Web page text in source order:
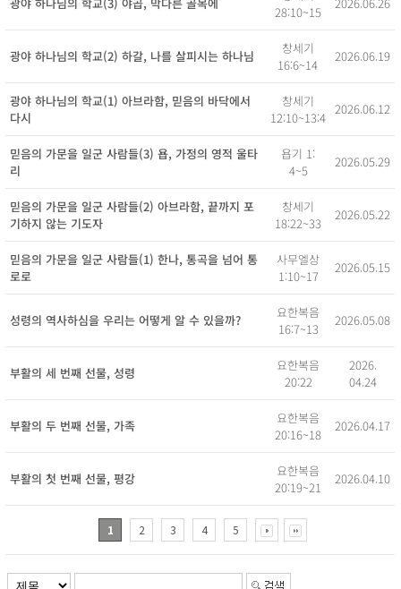
28:10~15
광야 하나님의 학교(2) 하갈, 나를 살피시는 하나님 창세기
16:6~14
2026.06.19
광야 하나님의 학교(1) 아브라함, 믿음의 바닥에서
다시
창세기
12:10~13:4
2026.06.12
믿음의 가문을 일군 사람들(3) 욥, 가정의 영적 울타
리
욥기 1:
4~5
2026.05.29
믿음의 가문을 일군 사람들(2) 아브라함, 끝까지 포
기하지 않는 기도자
창세기
18:22~33
2026.05.22
믿음의 가문을 일군 사람들(1) 한나, 통곡을 넘어 통
로로
사무엘상
1:10~17
2026.05.15
성령의 역사하심을 우리는 어떻게 알 수 있을까? 요한복음
16:7~13
2026.05.08
부활의 세 번째 선물, 성령 요한복음
20:22
2026.
04.24
부활의 두 번째 선물, 가족 요한복음
20:16~18
2026.04.17
부활의 첫 번째 선물, 평강 요한복음
20:19~21
2026.04.10
1 2 3 4 5